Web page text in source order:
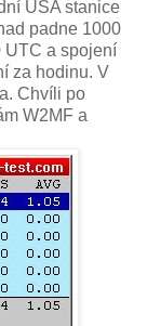
USA stanice
padne 1000
UTC a spojení
za hodinu. V
Chvíli po
W2MF a